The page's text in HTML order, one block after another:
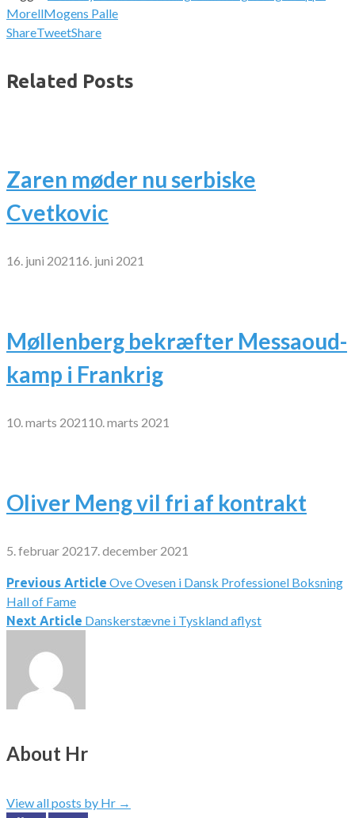
MorellMogens Palle
ShareTweetShare
Related Posts
Zaren møder nu serbiske
Cvetkovic
16. juni 2021 16. juni 2021
Møllenberg bekræfter Messaoud-
kamp i Frankrig
10. marts 2021 10. marts 2021
Oliver Meng vil fri af kontrakt
5. februar 2021 7. december 2021
Indlægsnavigation
Previous Article Ove Ovesen i Dansk Professionel Boksning
Hall of Fame
Next Article Danskerstævne i Tyskland aflyst
About Hr
View all posts by Hr →